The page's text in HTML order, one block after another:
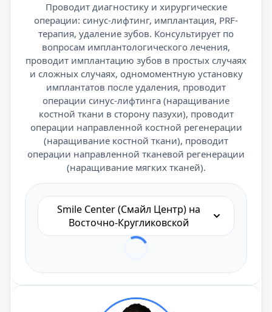
Проводит диагностику и хирургические
операции: синус-лифтинг, имплантация, PRF-
терапия, удаление зубов. Консультирует по
вопросам имплантологического лечения,
проводит имплантацию зубов в простых случаях
и сложных случаях, одномоментную установку
имплантатов после удаления, проводит
операции синус-лифтинга (наращивание
костной ткани в сторону пазухи), проводит
операции направленной костной регенерации
(наращивание костной ткани), проводит
операции направленной тканевой регенерации
(наращивание мягких тканей).
Smile Center (Смайл Центр) на
Восточно-Кругликовской